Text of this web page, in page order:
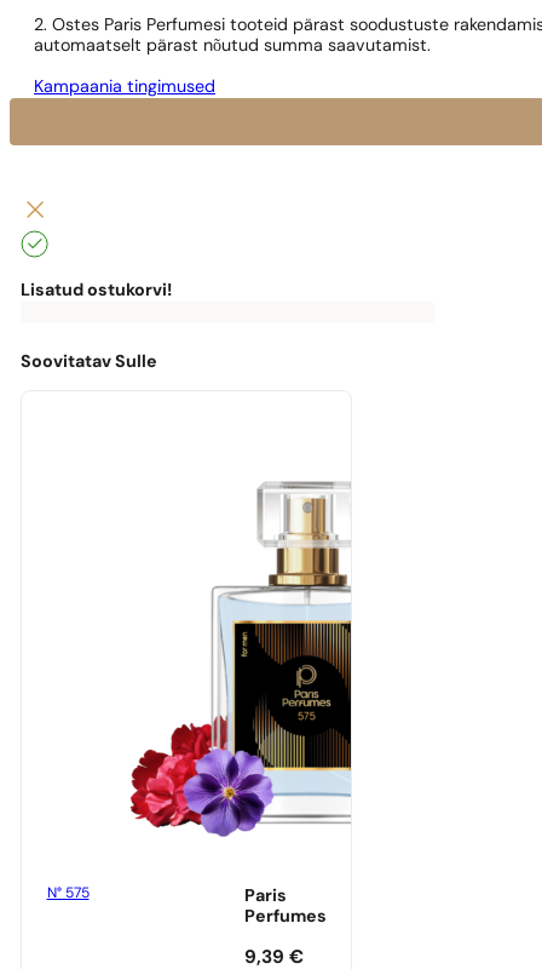
2. Ostes Paris Perfumesi tooteid pärast soodustuste
automaatselt pärast nõutud summa saavutamist.
Kampaania tingimused
Lisatud ostukorvi!
puudu
0,00€
Soovitatav Sulle
N° 575
Paris
Perfumes
9,39 €